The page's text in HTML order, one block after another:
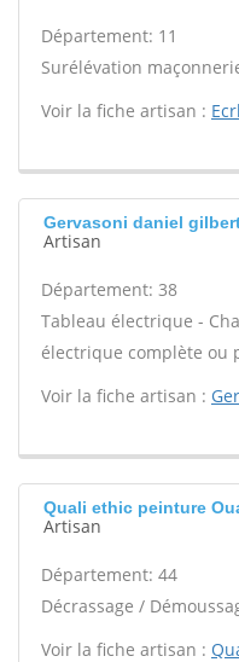
Département: 11
Surélévation
Voir la fiche artisan :
Gervasoni daniel
Artisan
Département: 38
Tableau électrique -
électrique complète ou
Voir la fiche artisan :
Quali ethic peinture
Artisan
Département: 44
Décrassage /
Voir la fiche artisan :